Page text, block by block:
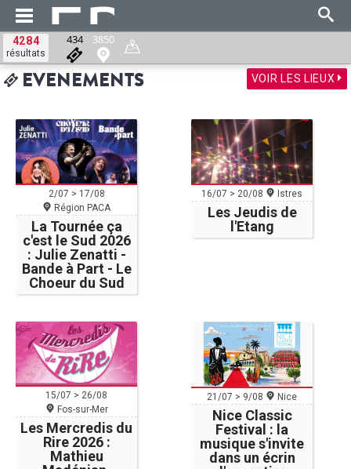
VOIR LES LIEUX
EVENEMENTS
2/07 > 17/08
Région PACA
La Tournée ça
c'est le Sud 2026
: Julie Zenatti -
Bande à Part - Le
Choeur du Sud
16/07 > 20/08 Istres
Les Jeudis de
l'Etang
15/07 > 26/08
Fos-sur-Mer
Les Mercredis du
Rire 2026 :
Mathieu
21/07 > 9/08 Nice
Nice Classic
Festival : la
musique s'invite
dans un écrin
4284
résultats
434 3850